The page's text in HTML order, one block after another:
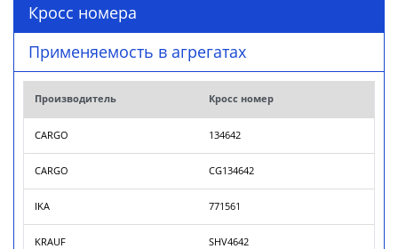
Кросс номера
Применяемость в агрегатах
Производитель Кросс номер
CARGO 134642
CARGO CG134642
IKA 771561
KRAUF SHV4642